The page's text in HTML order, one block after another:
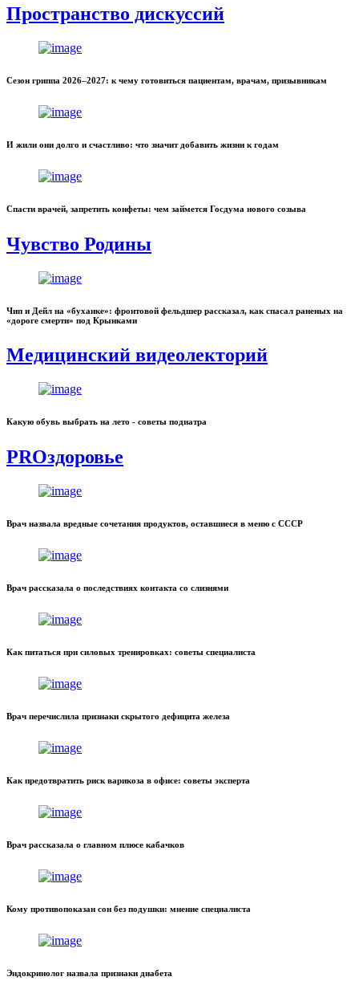
Пространство дискуссий
Сезон гриппа 2026–2027: к чему готовиться пациентам, врачам, призывникам
И жили они долго и счастливо: что значит добавить жизни к годам
Спасти врачей, запретить конфеты: чем займется Госдума нового созыва
Чувство Родины
Чип и Дейл на «буханке»: фронтовой фельдшер рассказал, как спасал раненых на
«дороге смерти» под Крынками
Медицинский видеолекторий
Какую обувь выбрать на лето - советы подиатра
PROздоровье
Врач назвала вредные сочетания продуктов, оставшиеся в меню с СССР
Врач рассказала о последствиях контакта со слизнями
Как питаться при силовых тренировках: советы специалиста
Врач перечислила признаки скрытого дефицита железа
Как предотвратить риск варикоза в офисе: советы эксперта
Врач рассказала о главном плюсе кабачков
Кому противопоказан сон без подушки: мнение специалиста
Эндокринолог назвала признаки диабета